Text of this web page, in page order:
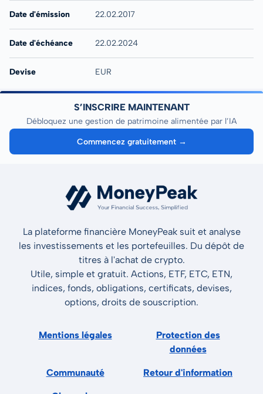
Date d'émission 22.02.2017
Date d'échéance 22.02.2024
Devise EUR
S’INSCRIRE MAINTENANT
Débloquez une gestion de patrimoine alimentée par l’IA
Commencez gratuitement →
La plateforme financière MoneyPeak suit et analyse
les investissements et les portefeuilles. Du dépôt de
titres à l'achat de crypto.
Utile, simple et gratuit. Actions, ETF, ETC, ETN,
indices, fonds, obligations, certificats, devises,
options, droits de souscription.
Mentions légales
Protection des
données
Communauté Retour d'information